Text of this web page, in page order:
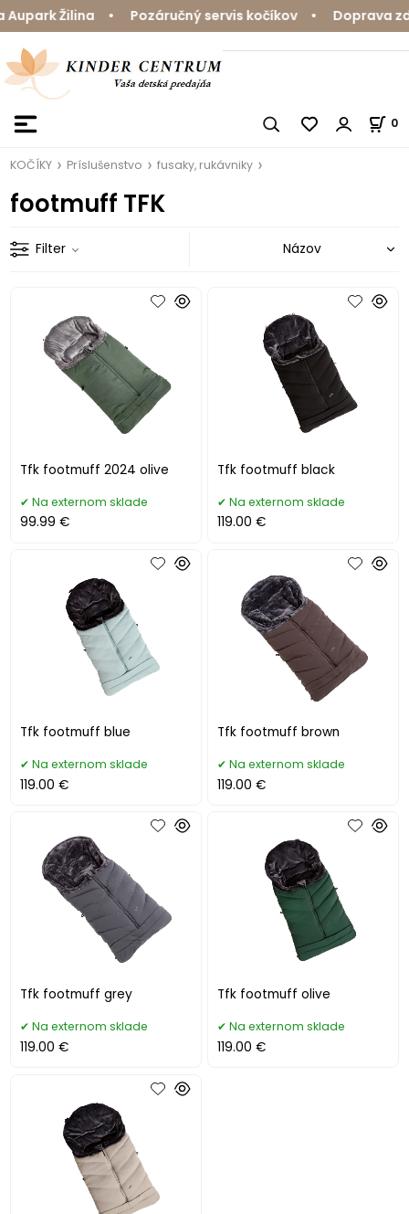
Žilina • Pozáručný servis kočíkov • Doprava
0
KOČÍKY Príslušenstvo fusaky, rukávniky
footmuff TFK
Filter
Tfk footmuff 2024 olive
Na externom sklade
99.99 €
Tfk footmuff black
Na externom sklade
119.00 €
Tfk footmuff blue
Na externom sklade
119.00 €
Tfk footmuff brown
Na externom sklade
119.00 €
Tfk footmuff grey
Na externom sklade
119.00 €
Tfk footmuff olive
Na externom sklade
119.00 €